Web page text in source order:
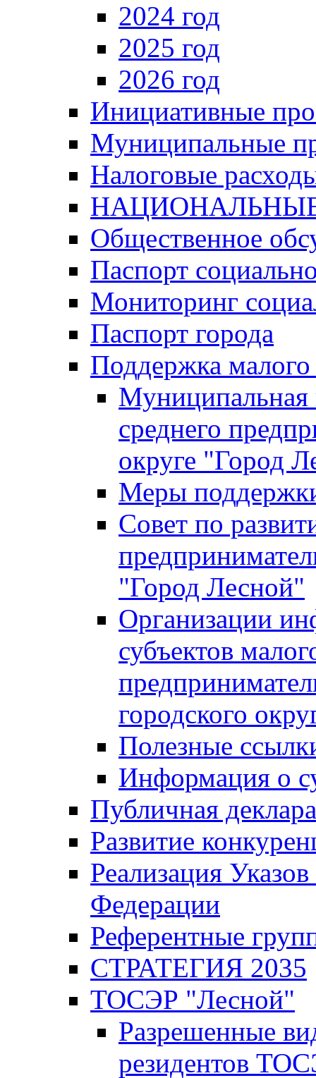
2024 год
2025 год
2026 год
Инициативные
Муниципальные
Налоговые
Общественное
Паспорт
Мониторинг
Паспорт города
Поддержка малого
Муниципальная
среднего
округе "Город
Меры
Совет по
"Город Лесной"
Организации
субъектов
городского
Полезные
Информация о
Публичная
Развитие
Реализация
Федерации
Референтные
СТРАТЕГИЯ 2035
ТОСЭР "Лесной"
Разрешенные
резидентов